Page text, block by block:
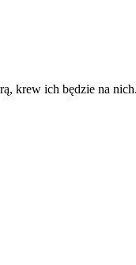
krew ich będzie na nich.